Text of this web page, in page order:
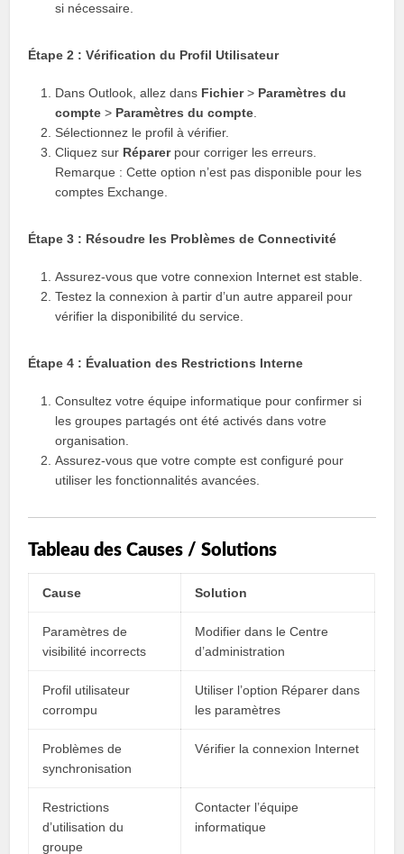
si nécessaire.
Étape 2 : Vérification du Profil Utilisateur
Dans Outlook, allez dans Fichier> Paramètres du
compte > Paramètres du compte
Sélectionnez le profil à vérifier.
Cliquez sur Réparerpour corriger les erreurs.
Remarque : Cette option n’est pas disponible pour les
comptes Exchange.
Étape 3 : Résoudre les Problèmes de Connectivité
Assurez-vous que votre connexion Internet est stable.
Testez la connexion à partir d’un autre appareil pour
vérifier la disponibilité du service.
Étape 4 : Évaluation des Restrictions Interne
Consultez votre équipe informatique pour confirmer si
les groupes partagés ont été activés dans votre
organisation.
Assurez-vous que votre compte est configuré pour
utiliser les fonctionnalités avancées.
Tableau des Causes / Solutions
Cause Solution
Paramètres de
visibilité incorrects
Modifier dans le Centre
d’administration
Profil utilisateur
corrompu
Utiliser l’option Réparer dans
les paramètres
Problèmes de
synchronisation
Vérifier la connexion Internet
Restrictions
d’utilisation du
groupe
Contacter l’équipe
informatique